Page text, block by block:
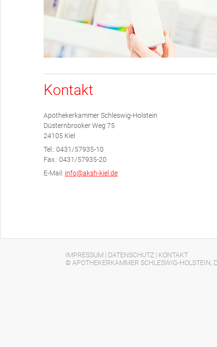
Kontakt
Apothekerkammer Schleswig-Holstein
Düsternbrooker Weg 75
24105 Kiel
Tel.: 0431/57935-10
Fax.: 0431/57935-20
E-Mail: info@aksh-kiel.de
IMPRESSUM | DATENSCHUTZ | KONTAKT
© APOTHEKERKAMMER SCHLESWIG-HOLSTEIN,